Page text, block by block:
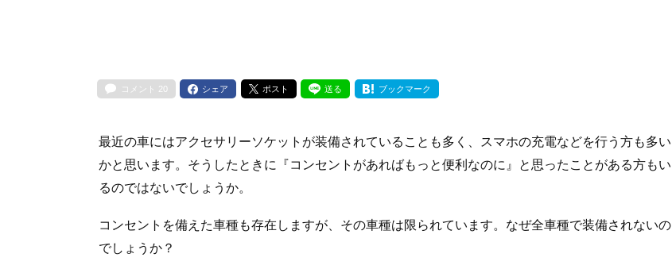
コメント 20 シェア ポスト 送る ブックマーク
最近の車にはアクセサリーソケットが装備されていることも多く、スマホの充電などを行う方も多い
かと思います。そうしたときに『コンセントがあればもっと便利なのに』と思ったことがある方もい
るのではないでしょうか。
コンセントを備えた車種も存在しますが、その車種は限られています。なぜ全車種で装備されないの
でしょうか？